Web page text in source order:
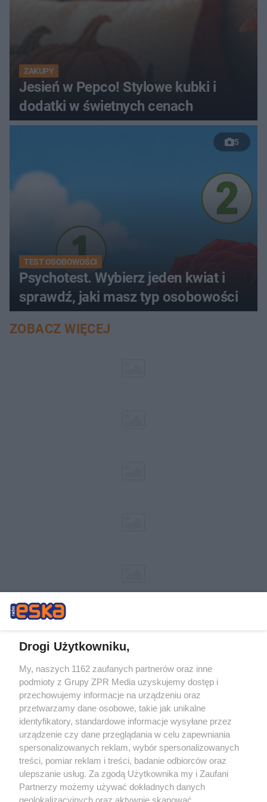
ZAKUPY
Jesień w Pepco! Stylowe kubki i
dodatki w świetnych cenach
5
TEST OSOBOWOŚCI
Psychotest. Wybierz jeden kwiat i
sprawdź, jaki masz typ osobowości
ZOBACZ WIĘCEJ
Żaden utwór zamieszczony w serwisie nie może być powielany i
rozpowszechniany lub dalej rozpowszechniany w jakikolwiek sposób (w
tym także elektroniczny lub mechaniczny) na jakimkolwiek polu
eksploatacji w jakiejkolwiek formie, włącznie z umieszczaniem w
Internecie bez pisemnej zgody właściciela praw. Jakiekolwiek użycie lub
wykorzystanie utworów w całości lub w części z naruszeniem prawa,
tzn. bez właściwej zgody, jest zabronione pod groźbą kary i może być
ścigane prawnie.
Drogi Użytkowniku,
My, naszych 1162 zaufanych partnerów oraz inne
podmioty z Grupy ZPR Media uzyskujemy dostęp i
przechowujemy informacje na urządzeniu oraz
przetwarzamy dane osobowe, takie jak unikalne
identyfikatory, standardowe informacje wysyłane przez
urządzenie czy dane przeglądania w celu zapewniania
spersonalizowanych reklam, wybór spersonalizowanych
treści, pomiar reklam i treści, badanie odbiorców oraz
ulepszanie usług. Za zgodą Użytkownika my i Zaufani
Partnerzy możemy używać dokładnych danych
geolokalizacyjnych oraz aktywnie skanować